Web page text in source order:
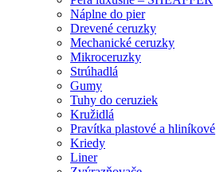
Náplne do pier
Drevené ceruzky
Mechanické ceruzky
Mikroceruzky
Strúhadlá
Gumy
Tuhy do ceruziek
Kružidlá
Pravítka plastové a hliníkové
Kriedy
Liner